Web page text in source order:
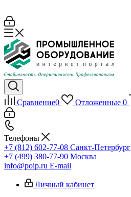
Сравнение0 Отложенные 0
Телефоны
+7 (812) 602-77-08 Санкт-Петербург
+7 (499) 380-77-90 Москва
info@poip.ru E-mail
Личный кабинет